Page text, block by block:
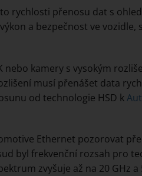
rychlosti přenosu dat s
a bezpečnost ve
nebo kamery s vysokým
musí přenášet data
od technologie HSD k
Ethernet pozorovat
byl frekvenční rozsah pro
zvyšuje až na 20 GHz